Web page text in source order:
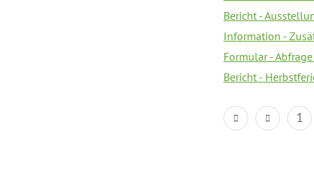
Bericht -
Information -
Formular -
Bericht -
1